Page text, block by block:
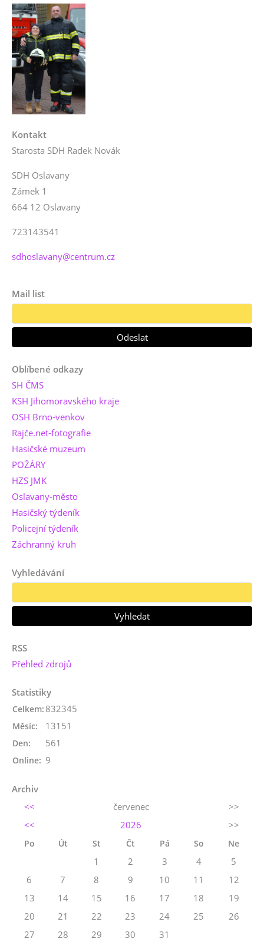
Kontakt
Starosta SDH Radek Novák
SDH Oslavany
Zámek 1
664 12 Oslavany
723143541
sdhoslavany@centrum.cz
Mail list
Oblíbené odkazy
SH ČMS
KSH Jihomoravského kraje
OSH Brno-venkov
Rajče.net-fotografie
Hasičské muzeum
POŽÁRY
HZS JMK
Oslavany-město
Hasičský týdeník
Policejní týdeník
Záchranný kruh
Vyhledávání
RSS
Přehled zdrojů
Statistiky
Online: 9
Celkem: 832345
Měsíc: 13151
Den: 561
Archiv
<<
červenec
>>
<<
2026 >>
Po Út St Čt Pá So Ne
1 2 3 4
5
6
7 8 9 10 11
12
13
14 15 16 17 18
19
20
21 22 23 24 25
26
27
28 29 30 31